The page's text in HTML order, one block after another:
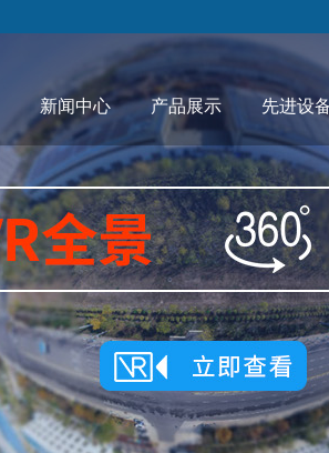
新闻中心 产品展示 先进设